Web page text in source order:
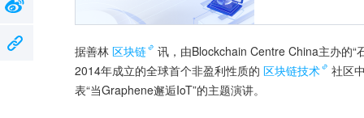
据善林 区块链
讯，由Blockchain Centre China主办的
2014年成立的全球首个非盈利性质的 区块链技术
社区
表“当Graphene邂逅IoT”的主题演讲。